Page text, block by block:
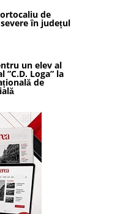
de
în județul
un elev al
”C.D. Loga” la
de